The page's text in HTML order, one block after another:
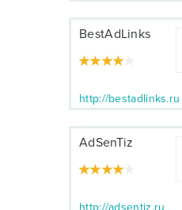
BestAdLinks
http://bestadlinks.ru
AdSenTiz
http://adsentiz.ru